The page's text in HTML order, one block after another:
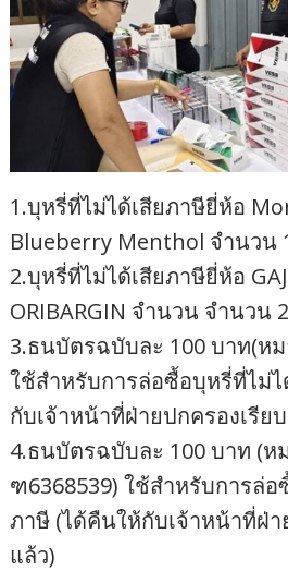
1.บุหรี่ที่ไม่ได้เสียภาษียี่ห้อ
Blueberry Menthol จำนวน
2.บุหรี่ที่ไม่ได้เสียภาษียี่ห้อ
ORIBARGIN จำนวน จำนวน
3.ธนบัตรฉบับละ 100 บาท(หม
ใช้สำหรับการล่อซื้อบุหรี่ที่ไม่
กับเจ้าหน้าที่ฝ่ายปกครองเรีย
4.ธนบัตรฉบับละ 100 บาท (ห
ฑ6368539) ใช้สำหรับการล่อ
ภาษี (ได้คืนให้กับเจ้าหน้าที่ฝ่า
แล้ว)